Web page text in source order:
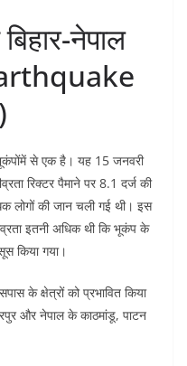
नेपाल
से एक है। यह 15 जनवरी
रिक्टर पैमाने पर 8.1 दर्ज की
की जान चली गई थी। इस
इतनी अधिक थी कि भूकंप के
किया गया।
के क्षेत्रों को प्रभावित किया
और नेपाल के काठमांडू, पाटन